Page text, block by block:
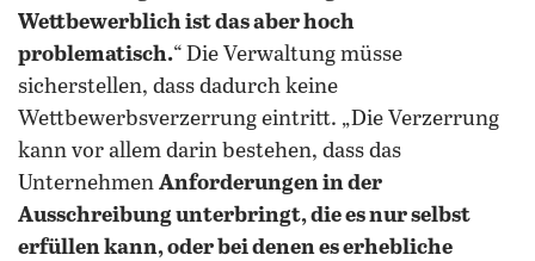
Wettbewerblich ist das aber hoch
problematisch.“ Die Verwaltung müsse
sicherstellen, dass dadurch keine
Wettbewerbsverzerrung eintritt. „Die Verzerrung
kann vor allem darin bestehen, dass das
Unternehmen Anforderungen in der
Ausschreibung unterbringt, die es nur selbst
erfüllen kann, oder bei denen es erhebliche